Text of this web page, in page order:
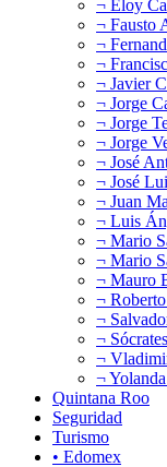
¬ Eloy
¬ Fausto
¬
¬
¬ Javier
¬ Jorge
¬ Jorge
¬ Jorge
¬ José
¬ José
¬ Juan
¬ Luis
¬ Mario
¬ Mario
¬ Mauro
¬
¬
¬
¬
¬
Quintana Roo
Seguridad
Turismo
• Edomex